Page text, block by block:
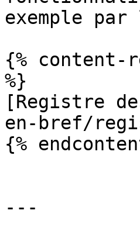
exemple
{% content-
%}
[Registre
en-bref/
{%
---